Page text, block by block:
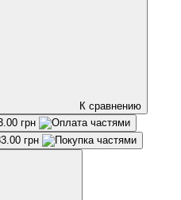
К сравнению
грн
грн